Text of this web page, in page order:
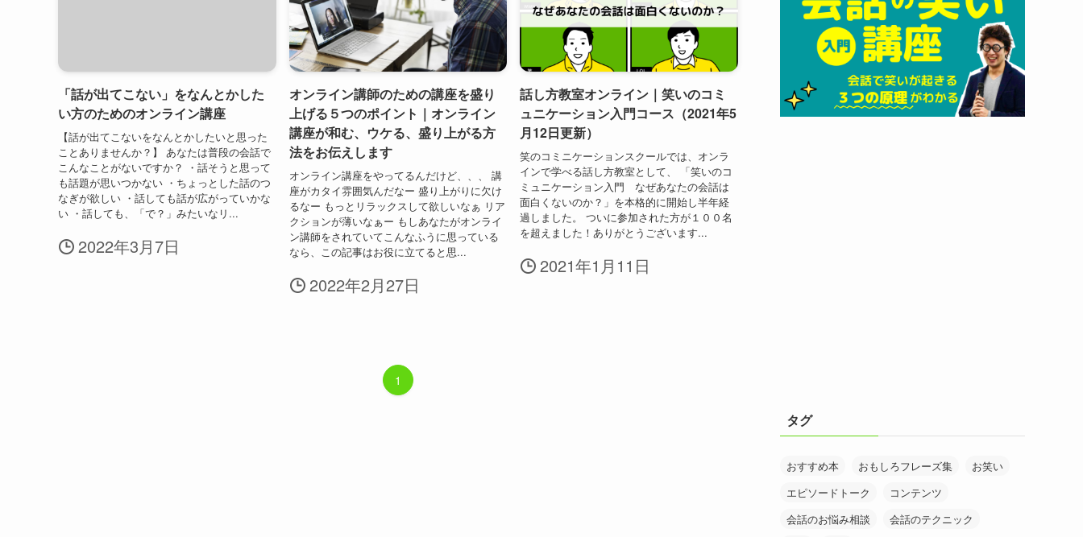
「話が出てこない」をなんとかした
い方のためのオンライン講座
【話が出てこないをなんとかしたいと思った
ことありませんか？】 あなたは普段の会話で
こんなことがないですか？ ・話そうと思って
も話題が思いつかない ・ちょっとした話のつ
なぎが欲しい ・話しても話が広がっていかな
い ・話しても、「で？」みたいなリ...
2022年3月7日
オンライン講師のための講座を盛り
上げる５つのポイント｜オンライン
講座が和む、ウケる、盛り上がる方
法をお伝えします
オンライン講座をやってるんだけど、、、 講
座がカタイ雰囲気んだなー 盛り上がりに欠け
るなー もっとリラックスして欲しいなぁ リア
クションが薄いなぁー もしあなたがオンライ
ン講師をされていてこんなふうに思っている
なら、この記事はお役に立てると思...
2022年2月27日
話し方教室オンライン｜笑いのコミ
ュニケーション入門コース（2021年5
月12日更新）
笑のコミニケーションスクールでは、オンラ
インで学べる話し方教室として、 「笑いのコ
ミュニケーション入門 なぜあなたの会話は
面白くないのか？」を本格的に開始し半年経
過しました。 ついに参加された方が１００名
を超えました！ありがとうございます...
2021年1月11日
1
タグ
おすすめ本 おもしろフレーズ集
お笑い
エピソードトーク
コンテンツ
会話のお悩み相談
会話のテクニック